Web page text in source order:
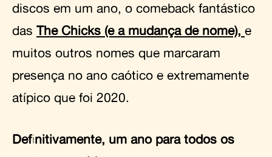
discos em um ano, o comeback fantástico
das The Chicks (e a mudança de nome), e
muitos outros nomes que marcaram
presença no ano caótico e extremamente
atípico que foi 2020.
Definitivamente, um ano para todos os